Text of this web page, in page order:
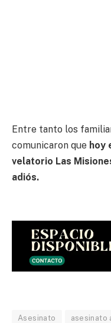
Entre tanto los
comunicaron que hoy
velatorio Las
adiós.
Asesinato asesinato